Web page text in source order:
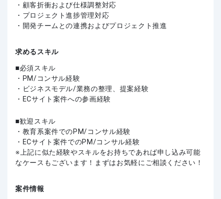
・顧客折衝および仕様調整対応
・プロジェクト進捗管理対応
・開発チームとの連携およびプロジェクト推進
求めるスキル
必須スキル
・PM/コンサル経験
・ビジネスモデル/業務の整理、提案経験
・ECサイト案件への参画経験
歓迎スキル
・教育系案件でのPM/コンサル経験
・ECサイト案件でのPM/コンサル経験
上記に似た経験やスキルをお持ちであれば申し込み可能
なケースもございます！まずはお気軽にご相談ください！
案件情報